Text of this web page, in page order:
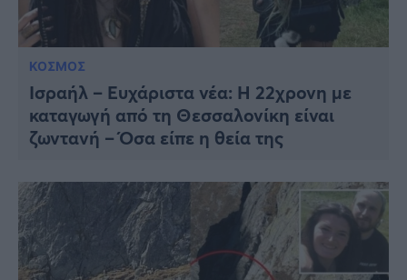
ΚΟΣΜΟΣ
Ισραήλ – Ευχάριστα νέα: Η 22χρονη με
καταγωγή από τη Θεσσαλονίκη είναι
ζωντανή – Όσα είπε η θεία της